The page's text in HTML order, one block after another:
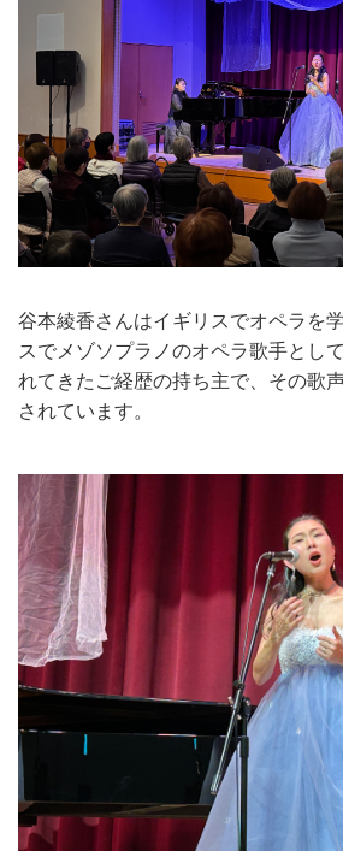
谷本綾香さんはイギリスでオペラを
スでメゾソプラノのオペラ歌手とし
れてきたご経歴の持ち主で、その歌
されています。